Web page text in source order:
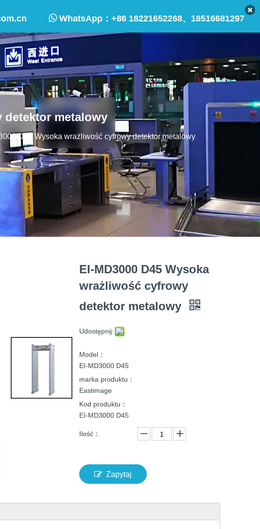
WhatsApp： +86 18221652268、18516681297
detektor metalowy
D45 Wysoka wrażliwość cyfrowy detektor metalowy
EI-MD3000 D45 Wysoka
wrażliwość cyfrowy
detektor metalowy
Udostępnij:
Model：
EI-MD3000 D45
marka produktu：
Eastimage
Kod produktu：
EI-MD3000 D45
Ilość：
Zapytaj